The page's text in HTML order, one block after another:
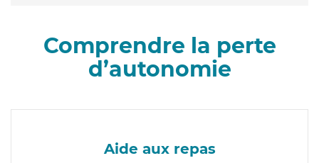
Comprendre la perte
d’autonomie
Aide aux repas